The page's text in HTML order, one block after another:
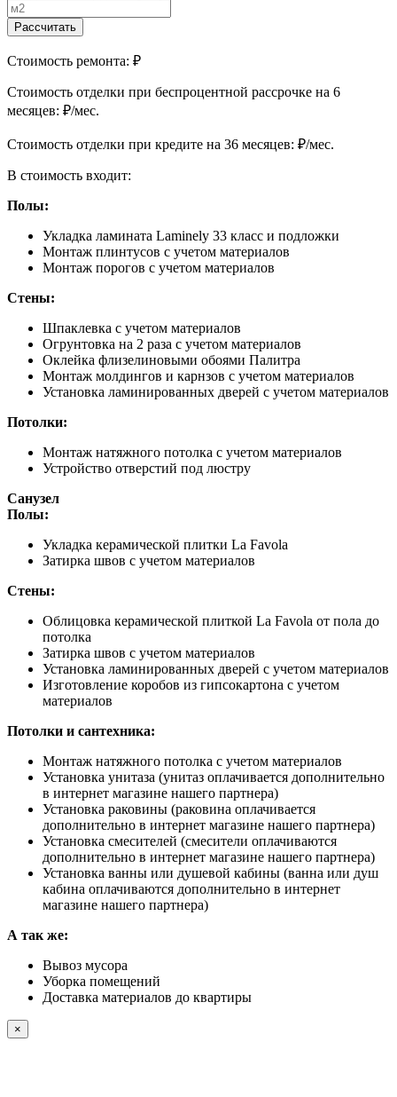
Рассчитать
Стоимость ремонта: ₽
Cтоимость отделки при беспроцентной рассрочке на 6
месяцев: ₽/мес.
Cтоимость отделки при кредите на 36 месяцев: ₽/мес.
В стоимость входит:
Полы:
Укладка ламината Laminely 33 класс и подложки
Монтаж плинтусов с учетом материалов
Монтаж порогов с учетом материалов
Стены:
Шпаклевка с учетом материалов
Огрунтовка на 2 раза с учетом материалов
Оклейка флизелиновыми обоями Палитра
Монтаж молдингов и карнзов с учетом материалов
Установка ламинированных дверей с учетом материалов
Потолки:
Монтаж натяжного потолка с учетом материалов
Устройство отверстий под люстру
Санузел
Полы:
Укладка керамической плитки La Favola
Затирка швов с учетом материалов
Стены:
Облицовка керамической плиткой La Favola от пола до
потолка
Затирка швов с учетом материалов
Установка ламинированных дверей с учетом материалов
Изготовление коробов из гипсокартона с учетом
материалов
Потолки и сантехника:
Монтаж натяжного потолка с учетом материалов
Установка унитаза (унитаз оплачивается дополнительно
в интернет магазине нашего партнера)
Установка раковины (раковина оплачивается
дополнительно в интернет магазине нашего партнера)
Установка смесителей (смесители оплачиваются
дополнительно в интернет магазине нашего партнера)
Установка ванны или душевой кабины (ванна или душ
кабина оплачиваются дополнительно в интернет
магазине нашего партнера)
А так же:
Вывоз мусора
Уборка помещений
Доставка материалов до квартиры
×